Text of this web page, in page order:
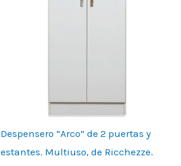
Despensero “Arco” de 2 puertas y
estantes. Multiuso, de Ricchezze.